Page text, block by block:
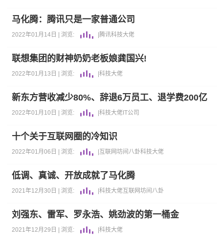
马化腾：腾讯只是一家普通公司
2022年01月14日 | 浏览: |腾讯科技大佬
联想集团的财神奶奶老板娘龚国兴!
2022年01月13日 | 浏览: |科技大佬
新东方营收减少80%、辞退6万员工、退学费200亿
2022年01月10日 | 浏览: |科技大佬 IT公司
十个关于互联网圈的冷知识
2022年01月06日 | 浏览: 互联网坊间八卦科技大佬
低调、真诚、开放成就了马化腾
2021年12月30日 | 浏览: |科技大佬互联网坊间八卦
刘强东、雷军、罗永浩、姚劲波的第一桶金
2021年12月29日 | 浏览: |科技大佬